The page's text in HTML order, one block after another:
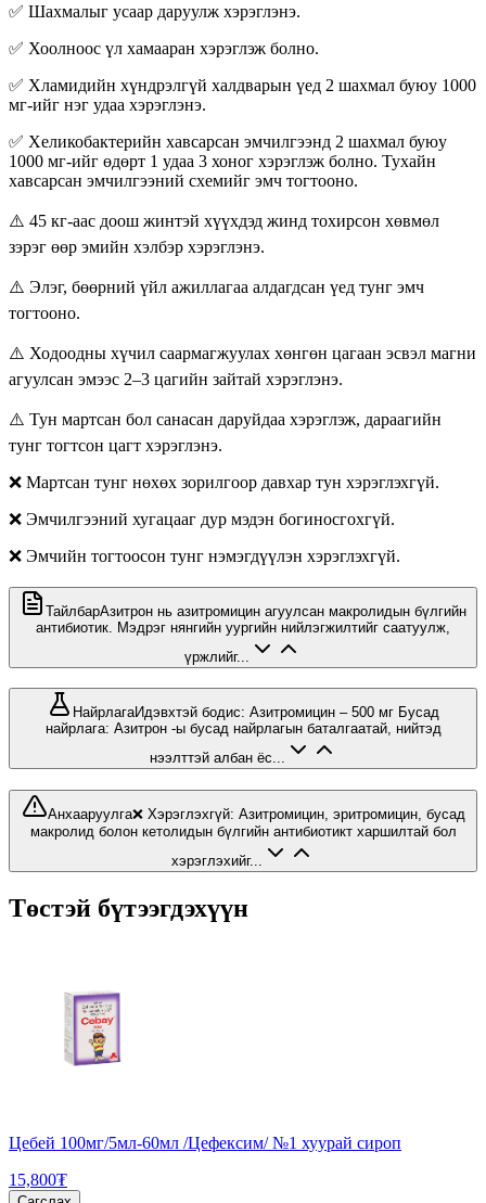
✅ Шахмалыг усаар даруулж хэрэглэнэ.
✅ Хоолноос үл хамааран хэрэглэж болно.
✅ Хламидийн хүндрэлгүй халдварын үед 2 шахмал буюу 1000
мг-ийг нэг удаа хэрэглэнэ.
✅ Хеликобактерийн хавсарсан эмчилгээнд 2 шахмал буюу
1000 мг-ийг өдөрт 1 удаа 3 хоног хэрэглэж болно. Тухайн
хавсарсан эмчилгээний схемийг эмч тогтооно.
⚠️ 45 кг-аас доош жинтэй хүүхдэд жинд тохирсон хөвмөл
зэрэг өөр эмийн хэлбэр хэрэглэнэ.
⚠️ Элэг, бөөрний үйл ажиллагаа алдагдсан үед тунг эмч
тогтооно.
⚠️ Ходоодны хүчил саармагжуулах хөнгөн цагаан эсвэл магни
агуулсан эмээс 2–3 цагийн зайтай хэрэглэнэ.
⚠️ Тун мартсан бол санасан даруйдаа хэрэглэж, дараагийн
тунг тогтсон цагт хэрэглэнэ.
❌ Мартсан тунг нөхөх зорилгоор давхар тун хэрэглэхгүй.
❌ Эмчилгээний хугацааг дур мэдэн богиносгохгүй.
❌ Эмчийн тогтоосон тунг нэмэгдүүлэн хэрэглэхгүй.
ТайлбарАзитрон нь азитромицин агуулсан макролидын бүлгийн
антибиотик. Мэдрэг нянгийн уургийн нийлэгжилтийг саатуулж,
үржлийг...
НайрлагаИдэвхтэй бодис: Азитромицин – 500 мг Бусад
найрлага: Азитрон -ы бусад найрлагын баталгаатай, нийтэд
нээлттэй албан ёс...
Анхааруулга❌ Хэрэглэхгүй: Азитромицин, эритромицин, бусад
макролид болон кетолидын бүлгийн антибиотикт харшилтай бол
хэрэглэхийг...
Төстэй бүтээгдэхүүн
Цебей 100мг/5мл-60мл /Цефексим/ №1 хуурай сироп
15,800₮